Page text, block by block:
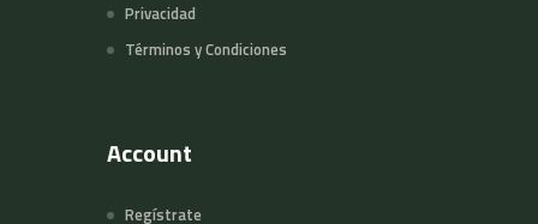
Privacidad
Términos y Condiciones
Account
Regístrate